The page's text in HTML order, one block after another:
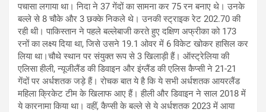
पचासा लगाया था। निदा ने 37 गेंदों का सामना कर 75 रन बनाए थे। उनके
बल्ले से 8 चौके और 3 छक्के निकले थे। उनकी स्ट्राइक रेट 202.70 की
रही थी। पाकिस्तान ने पहले बल्लेबाजी करते हुए दक्षिण अफ्रीका को 173
रनों का लक्ष्य दिया था, जिसे उसने 19.1 ओवर में 6 विकेट खोकर हासिल कर
लिया था।चौथे स्थान पर संयुक्त रूप से 3 खिलाड़ी हैं। ऑस्ट्रेलिया की
एलिसा हीली, न्यूजीलैंड की डिवाइन और इंग्लैंड की एलिस कैप्सी ने 21-21
गेंदों पर अर्धशतक जड़े हैं। रोचक बात ये है कि ये सभी अर्धशतक आयरलैंड
महिला क्रिकेट टीम के खिलाफ आए हैं। हीली और डिवाइन ने साल 2018 में
ये कारनामा किया था। वहीं, कैप्सी के बल्ले से ये अर्धशतक 2023 में आया